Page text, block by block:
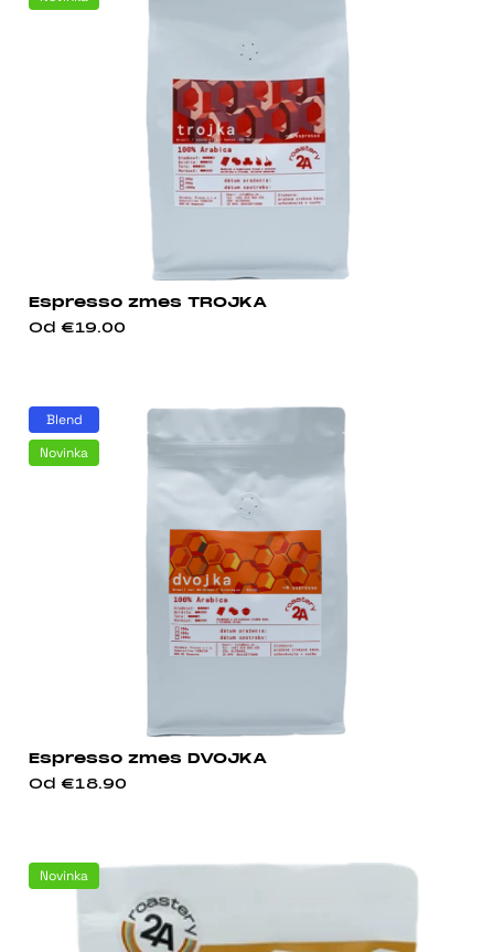
Espresso zmes TROJKA
Od €19.00
Blend
Novinka
Espresso zmes DVOJKA
Od €18.90
Novinka